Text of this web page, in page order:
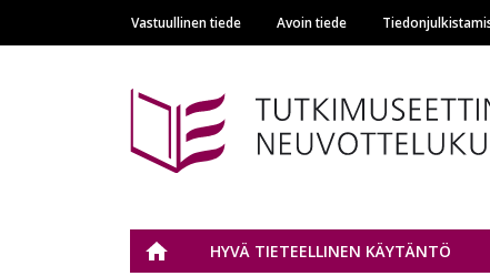
Main navigation
Vastuullinen tiede Avoin tiede
Tutkimuseettinen
ETUSIVUHYVÄ TIETEELLINEN KÄYTÄNTÖ